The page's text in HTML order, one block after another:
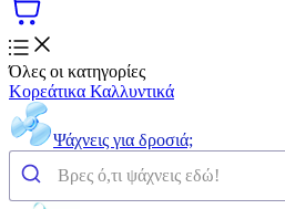
Όλες οι κατηγορίες
Κορεάτικα Καλλυντικά
Ψάχνεις για δροσιά;